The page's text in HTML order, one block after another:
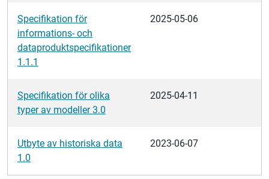
Specifikation för
informations- och
dataproduktspecifikationer
1.1.1
2025-05-06
Specifikation för olika
typer av modeller 3.0
2025-04-11
Utbyte av historiska data
1.0
2023-06-07